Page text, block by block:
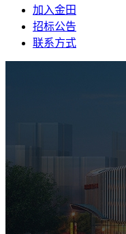
加入金田
招标公告
联系方式